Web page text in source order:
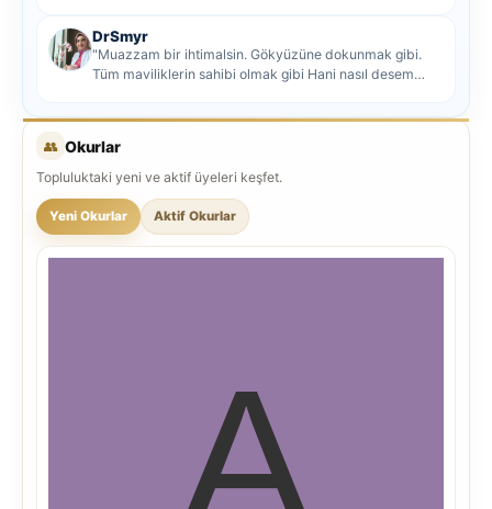
DrSmyr
"Muazzam bir ihtimalsin. Gökyüzüne dokunmak gibi.
Tüm maviliklerin sahibi olmak gibi Hani nasıl desem
👥 Okurlar
Topluluktaki yeni ve aktif üyeleri keşfet.
Yeni Okurlar Aktif Okurlar